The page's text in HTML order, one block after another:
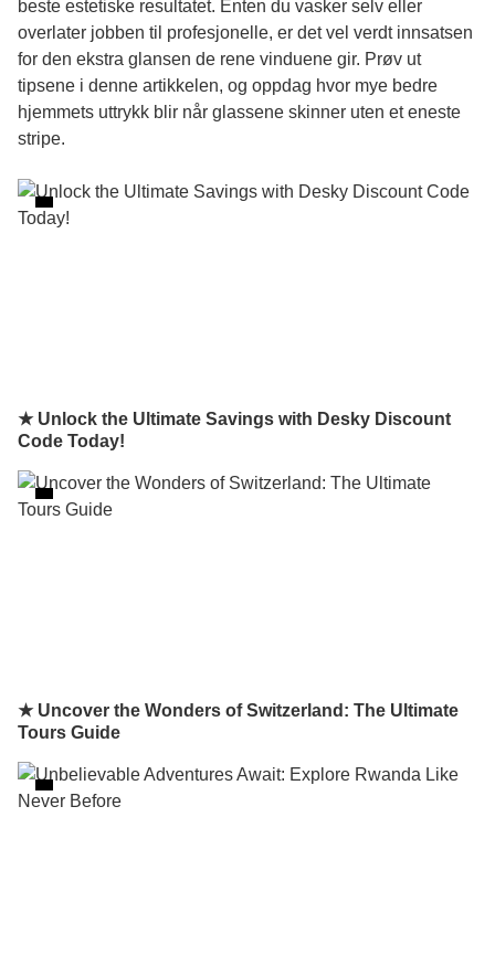
beste estetiske resultatet. Enten du vasker selv eller
overlater jobben til profesjonelle, er det vel verdt innsatsen
for den ekstra glansen de rene vinduene gir. Prøv ut
tipsene i denne artikkelen, og oppdag hvor mye bedre
hjemmets uttrykk blir når glassene skinner uten et eneste
stripe.
★ Unlock the Ultimate Savings with Desky Discount
Code Today!
★ Uncover the Wonders of Switzerland: The Ultimate
Tours Guide